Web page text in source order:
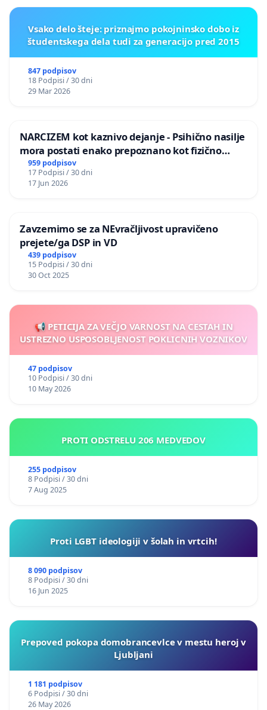
Vsako delo šteje: priznajmo pokojninsko dobo iz
študentskega dela tudi za generacijo pred 2015
847 podpisov
18 Podpisi / 30 dni
29 Mar 2026
NARCIZEM kot kaznivo dejanje - Psihično nasilje
mora postati enako prepoznano kot fizično
nasilje
959 podpisov
17 Podpisi / 30 dni
17 Jun 2026
Zavzemimo se za NEvračljivost upravičeno
prejete/ga DSP in VD
439 podpisov
15 Podpisi / 30 dni
30 Oct 2025
📢 PETICIJA ZA VEČJO VARNOST NA CESTAH IN
USTREZNO USPOSOBLJENOST POKLICNIH VOZNIKOV
47 podpisov
10 Podpisi / 30 dni
10 May 2026
PROTI ODSTRELU 206 MEDVEDOV
255 podpisov
8 Podpisi / 30 dni
7 Aug 2025
Proti LGBT ideologiji v šolah in vrtcih!
8 090 podpisov
8 Podpisi / 30 dni
16 Jun 2025
Prepoved pokopa domobrancevlce v mestu heroj v
Ljubljani
1 181 podpisov
6 Podpisi / 30 dni
26 May 2026